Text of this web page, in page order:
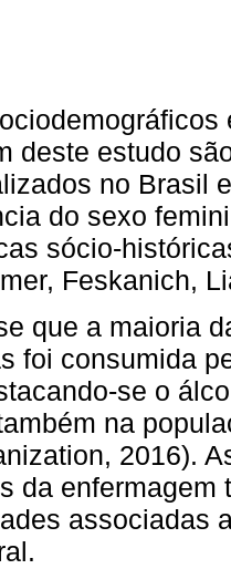
deste estudo
no Brasil
do sexo
sócio-
Feskanich,
que a maioria
foi consumida
se o
na
2016).
da
associadas